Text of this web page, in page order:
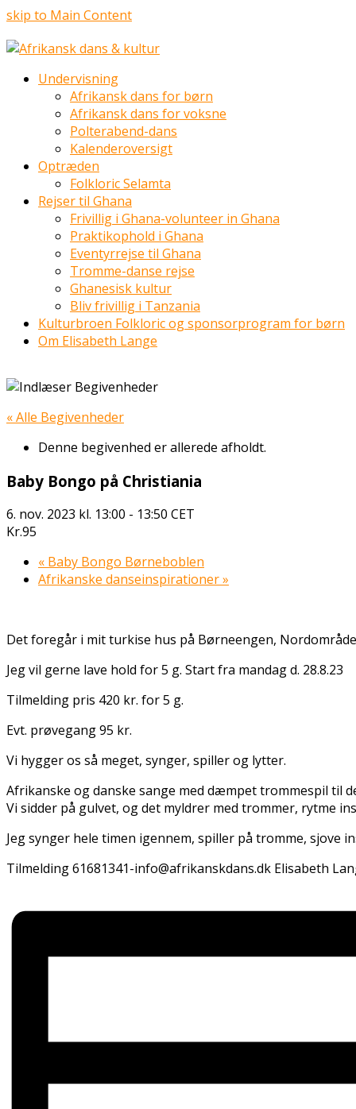
skip to Main Content
Undervisning
Afrikansk dans for børn
Afrikansk dans for voksne
Polterabend-dans
Kalenderoversigt
Optræden
Folkloric Selamta
Rejser til Ghana
Frivillig i Ghana-volunteer in Ghana
Praktikophold i Ghana
Eventyrrejse til Ghana
Tromme-danse rejse
Ghanesisk kultur
Bliv frivillig i Tanzania
Kulturbroen Folkloric og sponsorprogram for børn
Om Elisabeth Lange
« Alle Begivenheder
Denne begivenhed er allerede afholdt.
Baby Bongo på Christiania
6. nov. 2023 kl. 13:00 - 13:50 CET
Kr.95
« Baby Bongo Børneboblen
Afrikanske danseinspirationer»
Det foregår i mit turkise hus på Børneengen,
Jeg vil gerne lave hold for 5 g. Start fra mandag d. 28.8.23
Tilmelding pris 420 kr. for 5 g.
Evt. prøvegang 95 kr.
Vi hygger os så meget, synger, spiller og lytter.
Afrikanske og danske sange med dæmpet trommespil til
Vi sidder på gulvet, og det myldrer med trommer, rytme
Jeg synger hele timen igennem, spiller på tromme,
Tilmelding 61681341-info@afrikanskdans.dk Elisabeth